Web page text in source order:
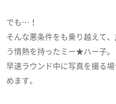
でも…！
そんな悪条件をも乗り越えて、
う情熱を持ったミー★ハー子。
早速ラウンド中に写真を撮る
めます。